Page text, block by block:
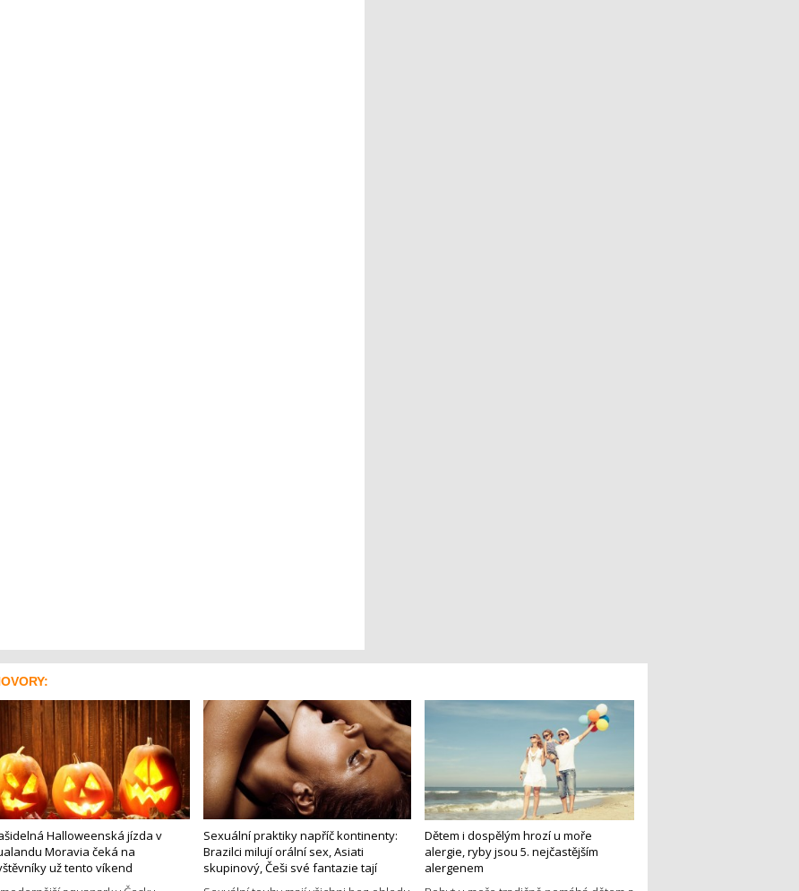
Halloweenská jízda v
Moravia čeká na
už tento víkend
Sexuální praktiky napříč kontinenty:
Brazilci milují orální sex, Asiati
skupinový, Češi své fantazie tají
Dětem i dospělým hrozí u moře
alergie, ryby jsou 5. nejčastějším
alergenem